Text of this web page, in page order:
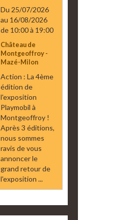
Du 25/07/2026
au 16/08/2026
de 10:00à 19:00
Château de
Montgeoffroy -
Mazé-Milon
Action : La 4ème
édition de
l'exposition
Playmobil à
Montgeoffroy !
Après 3 éditions,
nous sommes
ravis de vous
annoncer le
grand retour de
l'exposition ...